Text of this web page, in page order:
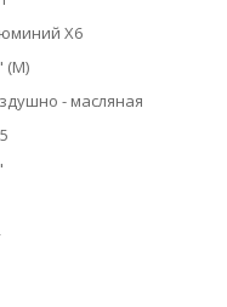
X6
(M)
- масляная